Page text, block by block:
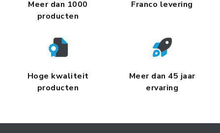
Meer dan 1000
producten
Franco levering
Hoge kwaliteit
producten
Meer dan 45 jaar
ervaring